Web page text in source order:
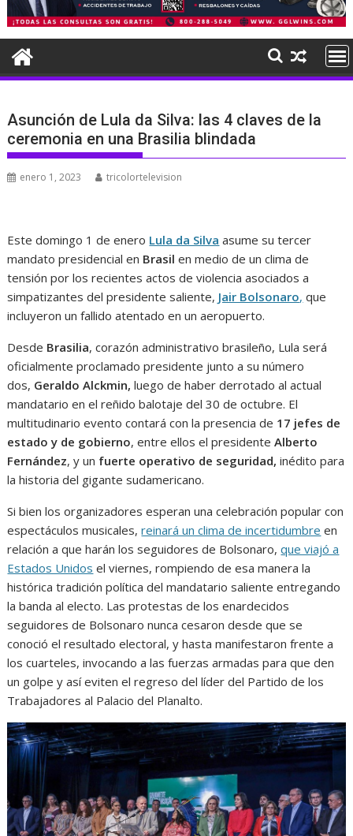
Asunción de Lula da Silva: las 4 claves de la
ceremonia en una Brasilia blindada
enero 1, 2023 tricolortelevision
Este domingo 1 de enero Lula da Silva asume su tercer
mandato presidencial en Brasil en medio de un clima de
tensión por los recientes actos de violencia asociados a
simpatizantes del presidente saliente, Jair Bolsonaro, que
incluyeron un fallido atentado en un aeropuerto.
Desde Brasilia, corazón administrativo brasileño, Lula será
oficialmente proclamado presidente junto a su número
dos, Geraldo Alckmin,luego de haber derrotado al actual
mandatario en el reñido balotaje del 30 de octubre. El
multitudinario evento contará con la presencia de 17 jefes de
estado y de gobierno, entre ellos el presidenteAlberto
Fernández, y un fuerte operativo de seguridad,inédito para
la historia del gigante sudamericano.
Si bien los organizadores esperan una celebración popular con
espectáculos musicales,reinará un clima de incertidumbre en
relación a que harán los seguidores de Bolsonaro,que viajó a
Estados Unidos el viernes, rompiendo de esa manera la
histórica tradición política del mandatario saliente entregando
la banda al electo. Las protestas de los enardecidos
seguidores de Bolsonaro nunca cesaron desde que se
conoció el resultado electoral, y hasta manifestaron frente a
los cuarteles, invocando a las fuerzas armadas para que den
un golpe y así eviten el regreso del líder del Partido de los
Trabajadores al Palacio del Planalto.